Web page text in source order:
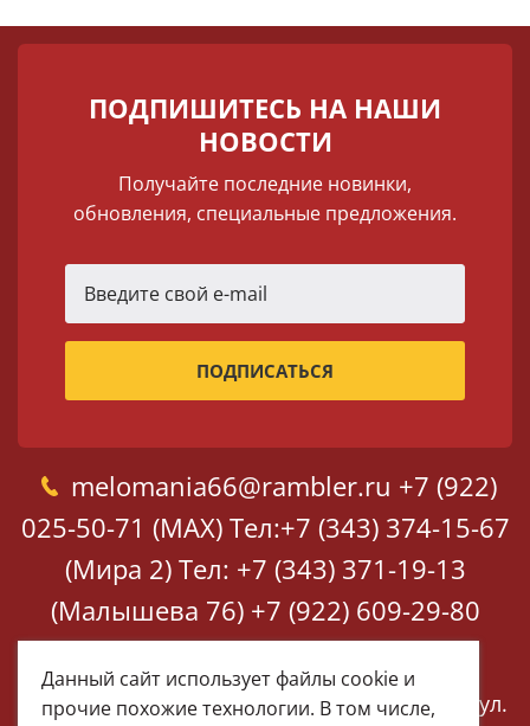
ПОДПИШИТЕСЬ НА НАШИ
НОВОСТИ
Получайте последние новинки,
обновления, специальные предложения.
melomania66@rambler.ru +7 (922)
025-50-71 (MAX) Тел:+7 (343) 374-15-67
(Мира 2) Тел: +7 (343) 371-19-13
(Малышева 76) +7 (922) 609-29-80
(MAX)
Екатеринбург, ул. Мира 2
Екатеринбург, ул.
Данный сайт использует файлы cookie и
прочие похожие технологии. В том числе,